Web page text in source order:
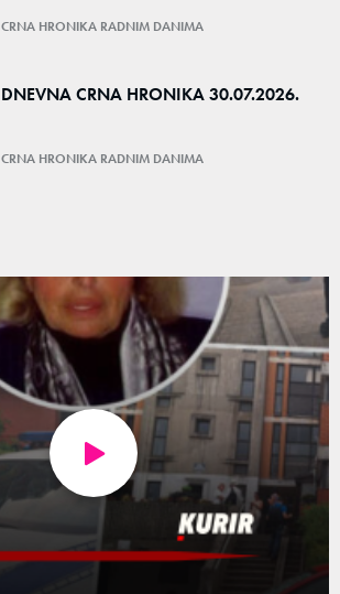
CRNA HRONIKA RADNIM DANIMA
DNEVNA CRNA HRONIKA 30.07.2026.
CRNA HRONIKA RADNIM DANIMA